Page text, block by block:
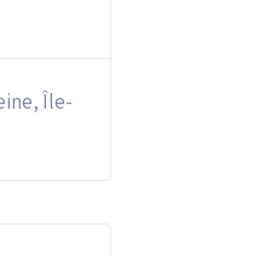
Île-